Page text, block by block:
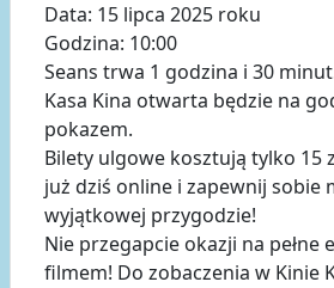
Data: 15 lipca 2025 roku
Godzina: 10:00
Seans trwa 1 godzina i 30
Kasa Kina otwarta będzie na
pokazem.
Bilety ulgowe kosztują tylko 15
już dziś online i zapewnij sobie
wyjątkowej przygodzie!
Nie przegapcie okazji na pełne
filmem! Do zobaczenia w Kinie